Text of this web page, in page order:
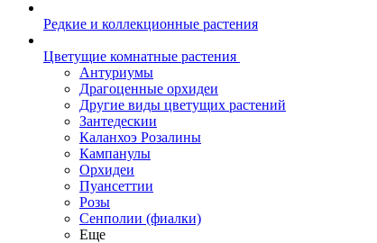
Редкие и коллекционные растения
Цветущие комнатные растения
Антуриумы
Драгоценные орхидеи
Другие виды цветущих растений
Зантедескии
Каланхоэ Розалины
Кампанулы
Орхидеи
Пуансеттии
Розы
Сенполии (фиалки)
Еще